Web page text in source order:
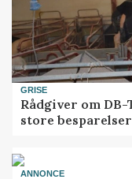
GRISE
Rådgiver om
store besparelser
ANNONCE